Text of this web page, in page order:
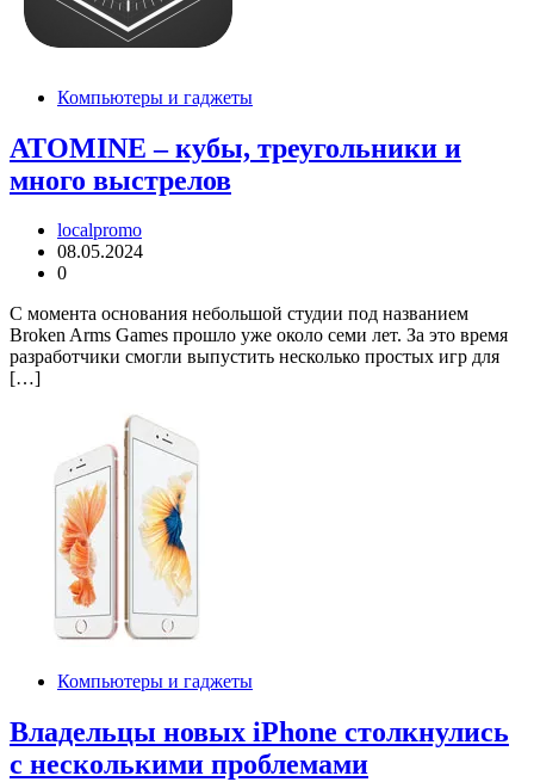
Компьютеры и гаджеты
ATOMINE – кубы, треугольники и
много выстрелов
localpromo
08.05.2024
0
С момента основания небольшой студии под названием
Broken Arms Games прошло уже около семи лет. За это время
разработчики смогли выпустить несколько простых игр для
[…]
Компьютеры и гаджеты
Владельцы новых iPhone столкнулись
с несколькими проблемами